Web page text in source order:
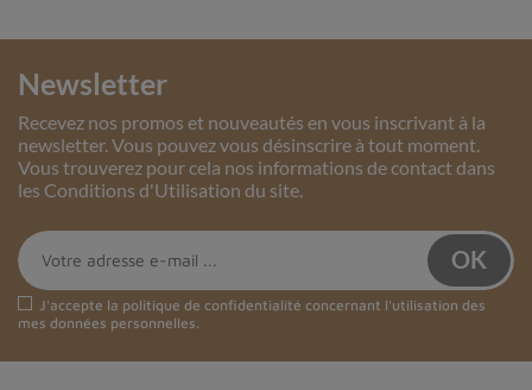
Newsletter
Recevez nos promos et nouveautés en vous inscrivant à la
newsletter. Vous pouvez vous désinscrire à tout moment.
Vous trouverez pour cela nos informations de contact dans
les Conditions d'Utilisation du site.
J'accepte la politique de confidentialité concernant l'utilisation des
mes données personnelles.